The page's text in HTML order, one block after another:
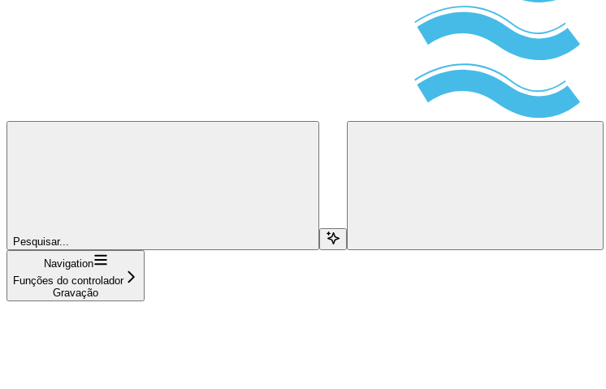
Pesquisar...
Navigation
Funções do controlador
Gravação